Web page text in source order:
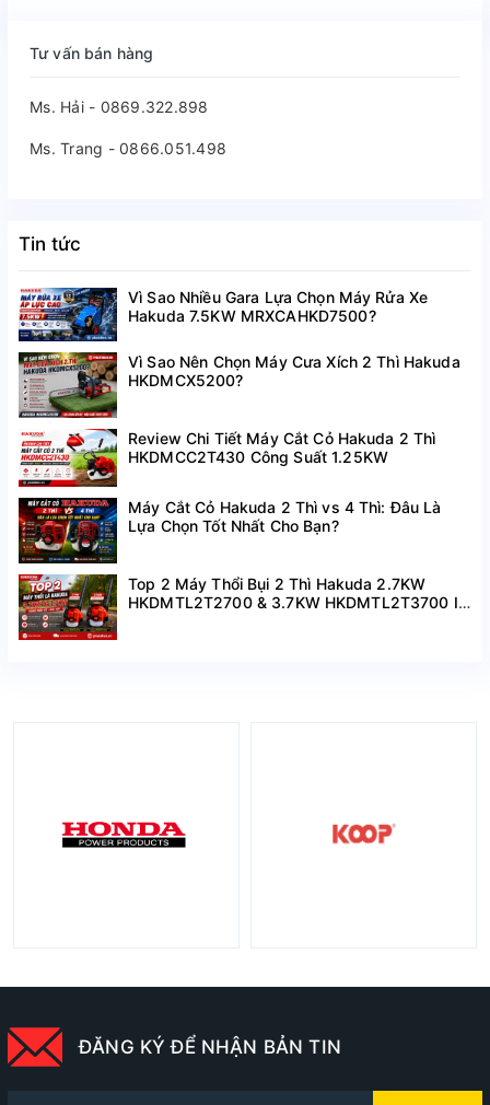
Tư vấn bán hàng
Ms. Hải - 0869.322.898
Ms. Trang - 0866.051.498
Tin tức
Vì Sao Nhiều Gara Lựa Chọn Máy Rửa Xe
Hakuda 7.5KW MRXCAHKD7500?
Vì Sao Nên Chọn Máy Cưa Xích 2 Thì Hakuda
HKDMCX5200?
Review Chi Tiết Máy Cắt Cỏ Hakuda 2 Thì
HKDMCC2T430 Công Suất 1.25KW
Máy Cắt Cỏ Hakuda 2 Thì vs 4 Thì: Đâu Là
Lựa Chọn Tốt Nhất Cho Bạn?
Top 2 Máy Thổi Bụi 2 Thì Hakuda 2.7KW
HKDMTL2T2700 & 3.7KW HKDMTL2T3700 I
ĐĂNG KÝ ĐỂ NHẬN BẢN TIN